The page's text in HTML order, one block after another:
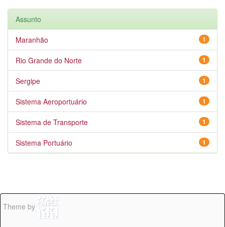
Assunto
1
Maranhão
1
Rio Grande do Norte
1
Sergipe
1
Sistema Aeroportuário
1
Sistema de Transporte
1
Sistema Portuário
Theme by